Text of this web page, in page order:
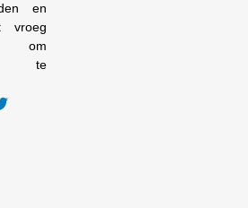
en
vroeg
om
te